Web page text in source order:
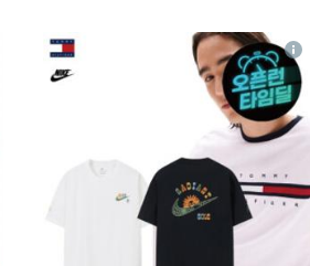
14
상
세